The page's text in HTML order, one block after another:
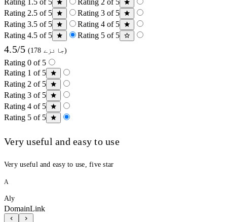
Rating 2.5 of 5
Rating 3 of 5
Rating 3.5 of 5
Rating 4 of 5
Rating 4.5 of 5
Rating 5 of 5
4.5/5 (178 جائزے)
Rating 0 of 5
Rating 1 of 5
Rating 2 of 5
Rating 3 of 5
Rating 4 of 5
Rating 5 of 5
Very useful and easy to use
Very useful and easy to use, five star
A
Aly
DomainLink